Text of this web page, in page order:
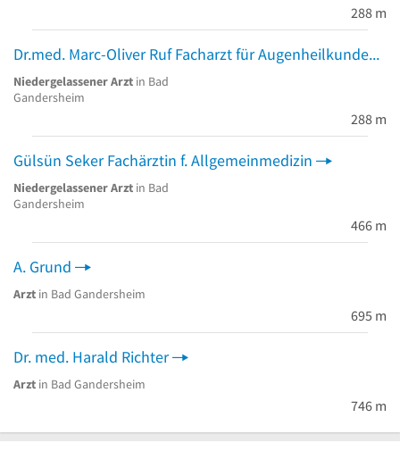
288 m
Dr.med. Marc-Oliver Ruf Facharzt für Augenheilkunde
Niedergelassener Arzt in Bad
Gandersheim
288 m
Gülsün Seker Fachärztin f. Allgemeinmedizin
Niedergelassener Arzt in Bad
Gandersheim
466 m
A. Grund
Arzt in Bad Gandersheim
695 m
Dr. med. Harald Richter
Arzt in Bad Gandersheim
746 m